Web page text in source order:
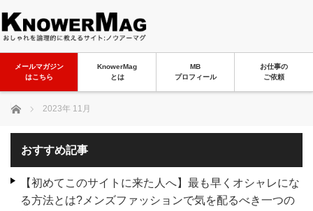
メールマガジン
はこちら
KnowerMag
とは
MB
プロフィール
お仕事の
ご依頼
ホーム 2023年 11月
おすすめ記事
【初めてこのサイトに来た人へ】最も早くオシャレにな
る方法とは?メンズファッションで気を配るべき一つの